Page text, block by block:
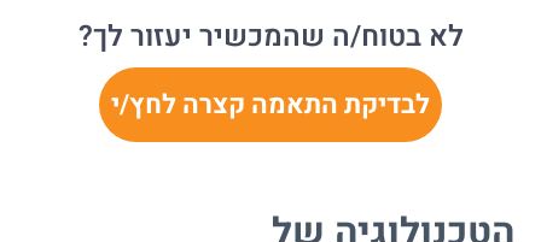
לא בטוח/ה שהמכשיר יעזור לך?
לבדיקת התאמה קצרה לחץ/י